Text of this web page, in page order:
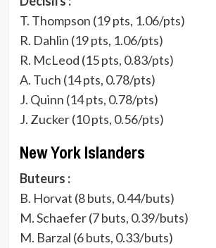
T. Thompson (19 pts, 1.06/pts)
R. Dahlin (19 pts, 1.06/pts)
R. McLeod (15 pts, 0.83/pts)
A. Tuch (14 pts, 0.78/pts)
J. Quinn (14 pts, 0.78/pts)
J. Zucker (10 pts, 0.56/pts)
New York Islanders
Buteurs :
B. Horvat (8 buts, 0.44/buts)
M. Schaefer (7 buts, 0.39/buts)
M. Barzal (6 buts, 0.33/buts)